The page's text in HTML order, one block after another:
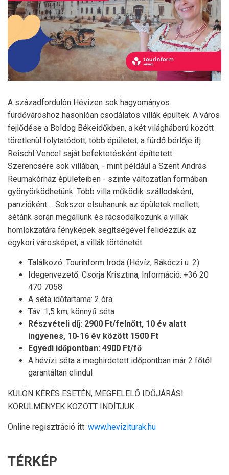
A századfordulón Hévízen sok hagyományos
fürdővároshoz hasonlóan csodálatos villák épültek. A város
fejlődése a Boldog Békeidőkben, a két világháború között
töretlenül folytatódott, több épületet, a fürdő bérlője ifj.
Reischl Vencel saját befektetésként építtetett.
Szerencsére sok villában, - mint például a Szent András
Reumakórház épületeiben - szinte változatlan formában
gyönyörködhetünk. Több villa működik szállodaként,
panzióként.... Sokszor elsuhanunk az épületek mellett,
sétánk során megállunk és rácsodálkozunk a villák
homlokzatára fényképek segítségével felidézzük az
egykori városképet, a villák történetét.
Találkozó: Tourinform Iroda (Hévíz, Rákóczi u. 2)
Idegenvezető: Csorja Krisztina, Információ: +36 20
470 7058
A séta időtartama: 2 óra
Táv: 1,5 km, könnyű séta
Részvételi díj: 2900 Ft/felnőtt, 10 év alatt
ingyenes, 10-16 év között 1500 Ft
Egyedi időpontban: 4900 Ft/fő
A hévízi séta a meghirdetett időpontban már 2 főtől
garantáltan elindul
KÜLÖN KÉRÉS ESETÉN, MEGFELELŐ IDŐJÁRÁSI
KÖRÜLMÉNYEK KÖZÖTT INDÍTJUK.
Online regisztráció itt: www.heviziturak.hu
TÉRKÉP